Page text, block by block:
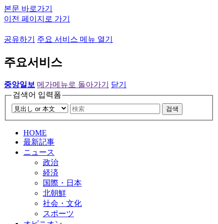
본문 바로가기
이전 페이지로 가기
공유하기 주요 서비스 메뉴 열기
주요서비스
중앙일보 메가메뉴로 돌아가기
닫기
검색어 입력폼
검색
HOME
最新記事
ニュース
政治
経済
国際・日本
北朝鮮
社会・文化
スポーツ